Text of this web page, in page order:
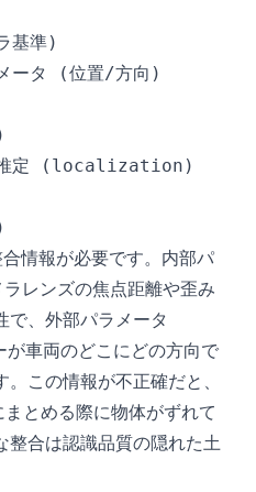
情報が必要です。内部パ
レンズの焦点距離や歪み
で、外部パラメータ
車両のどこにどの方向で
この情報が不正確だと、
とめる際に物体がずれて
整合は認識品質の隠れた土